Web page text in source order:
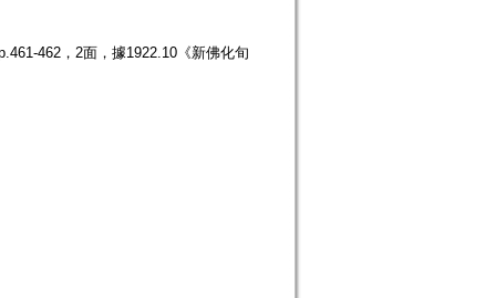
462，2面，據1922.10《新佛化旬